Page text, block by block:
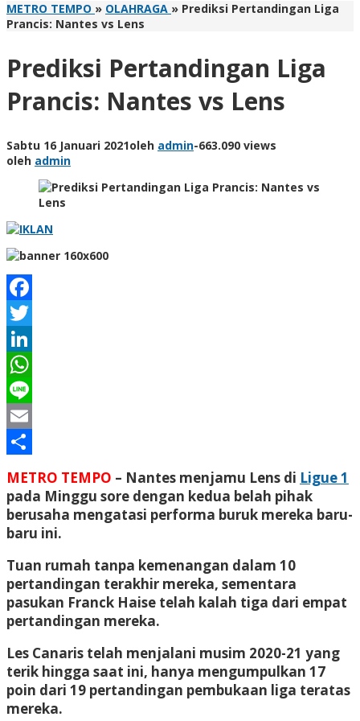
METRO TEMPO » OLAHRAGA » Prediksi Pertandingan Liga
Prancis: Nantes vs Lens
Prediksi Pertandingan Liga
Prancis: Nantes vs Lens
Sabtu 16 Januari 2021oleh admin-663.090 views
oleh admin
Facebook
Twitter
LinkedIn
WhatsApp
Line
Email
METRO TEMPO – Nantes menjamu Lens di Ligue 1
pada Minggu sore dengan kedua belah pihak
berusaha mengatasi performa buruk mereka baru-
baru ini.
Tuan rumah tanpa kemenangan dalam 10
pertandingan terakhir mereka, sementara
pasukan Franck Haise telah kalah tiga dari empat
pertandingan mereka.
Les Canaris telah menjalani musim 2020-21 yang
terik hingga saat ini, hanya mengumpulkan 17
poin dari 19 pertandingan pembukaan liga teratas
mereka.